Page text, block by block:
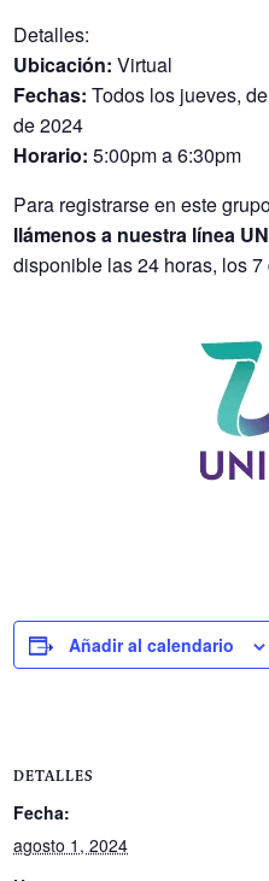
Detalles:
Ubicación: Virtual
Fechas: Todos los jueves,
de 2024
Horario: 5:00pm a 6:30pm
Para registrarse en este
llámenos a nuestra línea
disponible las 24 horas, los
Añadir al calendario
DETALLES
Fecha:
agosto 1, 2024